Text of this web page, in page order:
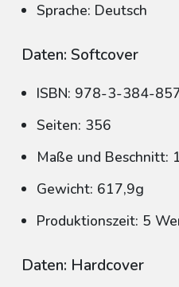
Sprache: Deutsch
Daten: Softcover
ISBN: 978-3-384-
Seiten: 356
Maße und Beschnitt:
Gewicht: 617,9g
Produktionszeit: 5
Daten: Hardcover